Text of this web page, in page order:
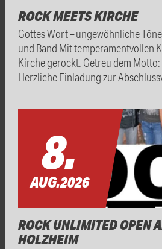
ROCK MEETS KIRCHE
Gottes Wort – ungewöhnliche
und Band Mit temperamentvollen
Kirche gerockt. Getreu dem Motto:
Herzliche Einladung zur
8.
AUG.2026
ROCK UNLIMITED OPEN
HOLZHEIM